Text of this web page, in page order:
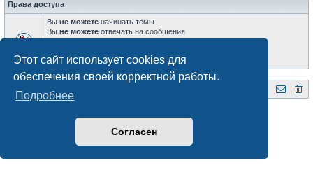
Этот сайт использует cookies для
обеспечения своей корректной работы.
Подробнее
Согласен
Права доступа
Вы не можете начинать темы
Вы не можете отвечать на сообщения
Выне можетередактировать свои сообщения
Выне можете добавлять вложения
Style subsilver3.3. Design byCabinetAdmina.ru
Русская поддержка phpBB